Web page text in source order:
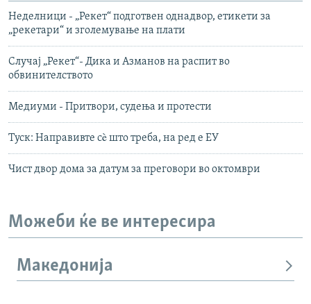
Неделници - „Рекет“ подготвен однадвор, етикети за
„рекетари“ и зголемување на плати
Случај „Рекет“- Дика и Азманов на распит во
обвинителството
Медиуми - Притвори, судења и протести
Туск: Направивте сè што треба, на ред е ЕУ
Чист двор дома за датум за преговори во октомври
Можеби ќе ве интересира
Македонија